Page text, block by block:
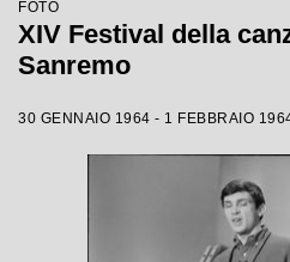
FOTO
XIV Festival della
Sanremo
30 GENNAIO 1964 - 1 FEBBRAIO